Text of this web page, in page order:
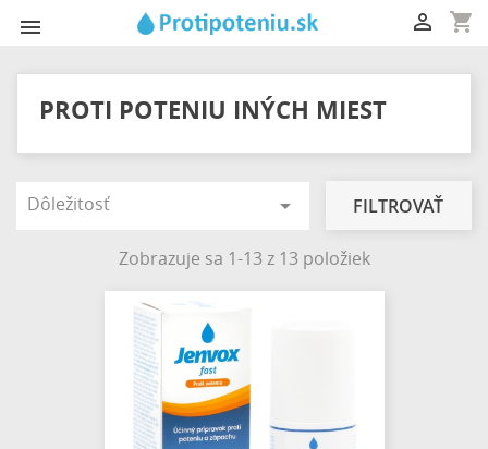
 shopping_cart

PROTI POTENIU INÝCH MIEST
Dôležitosť  FILTROVAŤ
Zobrazuje sa 1-13 z 13 položiek